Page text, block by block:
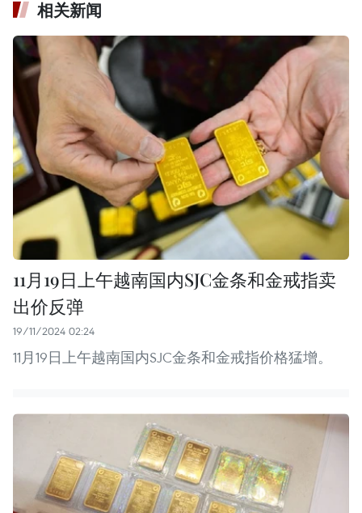
相关新闻
11月19日上午越南国内SJC金条和金戒指卖
出价反弹
19/11/2024 02:24
11月19日上午越南国内SJC金条和金戒指价格猛增。